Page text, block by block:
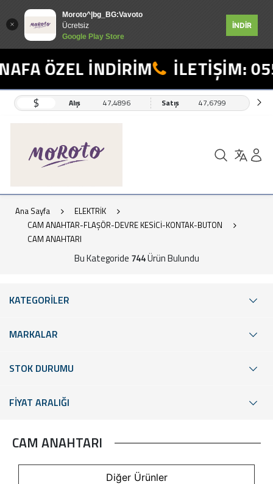
Moroto^|bg_BG:Vavoto
Ücretsiz
Google Play Store
İNDİR
İNDİRİM İLETİŞİM: 0554
$ Alış 47,4896 Satış 47,6799
Ana Sayfa
ELEKTRİK
CAM ANAHTAR-FLAŞÖR-DEVRE KESİCİ-KONTAK-BUTON
CAM ANAHTARI
Bu Kategoride 744Ürün Bulundu
KATEGORİLER
MARKALAR
STOK DURUMU
FİYAT ARALIĞI
CAM ANAHTARI
Diğer Ürünler